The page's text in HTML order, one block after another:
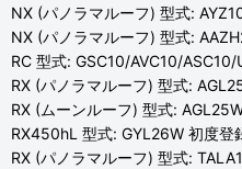
NX (パノラマルーフ) 型式:
NX (パノラマルーフ) 型式:
RC 型式: GSC10/AVC10/
RX (パノラマルーフ) 型式:
RX (ムーンルーフ) 型式:
RX450hL 型式: GYL26W 初度登
RX (パノラマルーフ) 型式: